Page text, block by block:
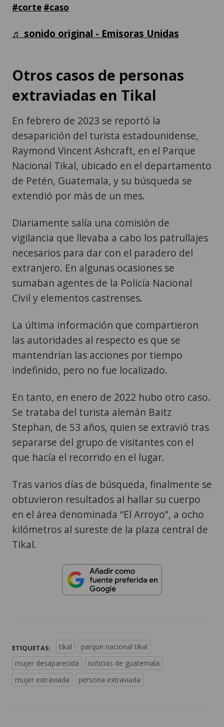
#corte #caso
♬ sonido original - Emisoras Unidas
Otros casos de personas
extraviadas en Tikal
En febrero de 2023 se reportó la
desaparición del turista estadounidense,
Raymond Vincent Ashcraft, en el Parque
Nacional Tikal, ubicado en el departamento
de Petén, Guatemala, y su búsqueda se
extendió por más de un mes.
Diariamente salía una comisión de
vigilancia que llevaba a cabo los patrullajes
necesarios para dar con el paradero del
extranjero. En algunas ocasiones se
sumaban agentes de la Policía Nacional
Civil y elementos castrenses.
La última información que compartieron
las autoridades al respecto es que se
mantendrían las acciones por tiempo
indefinido, pero no fue localizado.
En tanto, en enero de 2022 hubo otro caso.
Se trataba del turista alemán Baitz
Stephan, de 53 años, quien se extravió tras
separarse del grupo de visitantes con el
que hacía el recorrido en el lugar.
Tras varios días de búsqueda, finalmente se
obtuvieron resultados al hallar su cuerpo
en el área denominada “El Arroyo”, a ocho
kilómetros al sureste de la plaza central de
Tikal.
ETIQUETAS: tikal
parque nacional tikal
mujer desaparecida
noticias de guatemala
mujer extraviada
persona extraviada